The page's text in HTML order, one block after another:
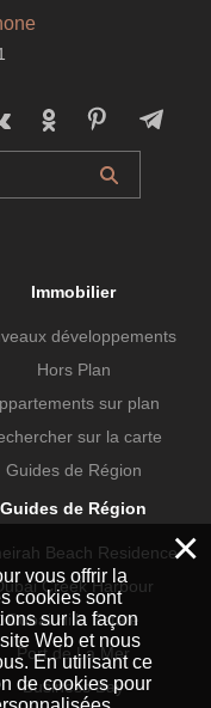
Immobilier
développements
Hors Plan
sur plan
sur la carte
Guides de Région
Guides de Région
Beach Residence
Creek Harbour
Dubai Hills Estate
Port de La Mer
Business Bay
×
vous offrir la
cookies sont
sur la façon
Web et nous
En utilisant ce
de cookies pour